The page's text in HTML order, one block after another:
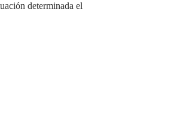
determinada el